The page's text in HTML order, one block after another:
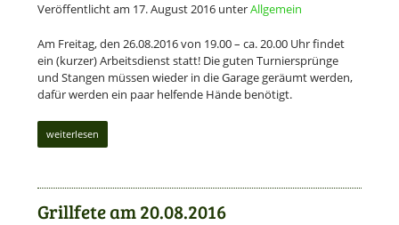
Veröffentlicht am 17. August 2016 unterAllgemein
Am Freitag, den 26.08.2016 von 19.00 – ca. 20.00 Uhr findet
ein (kurzer) Arbeitsdienst statt! Die guten Turniersprünge
und Stangen müssen wieder in die Garage geräumt werden,
dafür werden ein paar helfende Hände benötigt.
weiterlesen
Grillfete am 20.08.2016